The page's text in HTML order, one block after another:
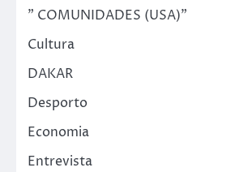
" COMUNIDADES (USA)"
Cultura
DAKAR
Desporto
Economia
Entrevista